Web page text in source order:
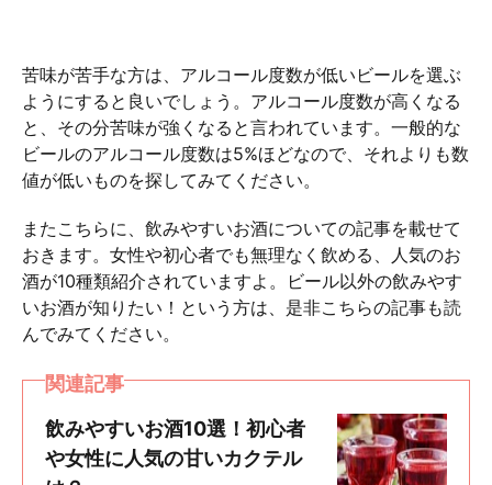
苦味が苦手な方は、アルコール度数が低いビールを選ぶ
ようにすると良いでしょう。アルコール度数が高くなる
と、その分苦味が強くなると言われています。一般的な
ビールのアルコール度数は5%ほどなので、それよりも数
値が低いものを探してみてください。
またこちらに、飲みやすいお酒についての記事を載せて
おきます。女性や初心者でも無理なく飲める、人気のお
酒が10種類紹介されていますよ。ビール以外の飲みやす
いお酒が知りたい！という方は、是非こちらの記事も読
んでみてください。
関連記事
飲みやすいお酒10選！初心者
や女性に人気の甘いカクテル